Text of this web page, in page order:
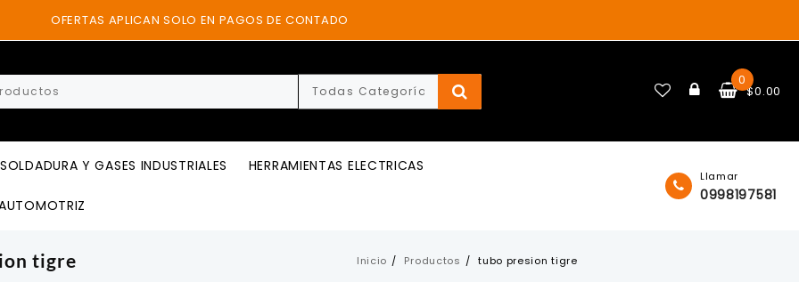
OFERTAS APLICAN SOLO EN PAGOS DE CONTADO
0
$0.00
SOLDADURA Y GASES INDUSTRIALES HERRAMIENTAS ELECTRICAS
Llamar
0998197581
tigre Inicio Productos tubo presion tigre